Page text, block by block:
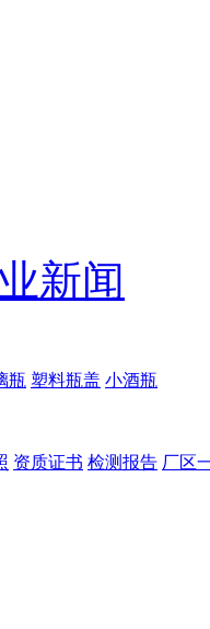
新闻
瓶 塑料瓶盖 小酒瓶
资质证书 检测报告 厂区